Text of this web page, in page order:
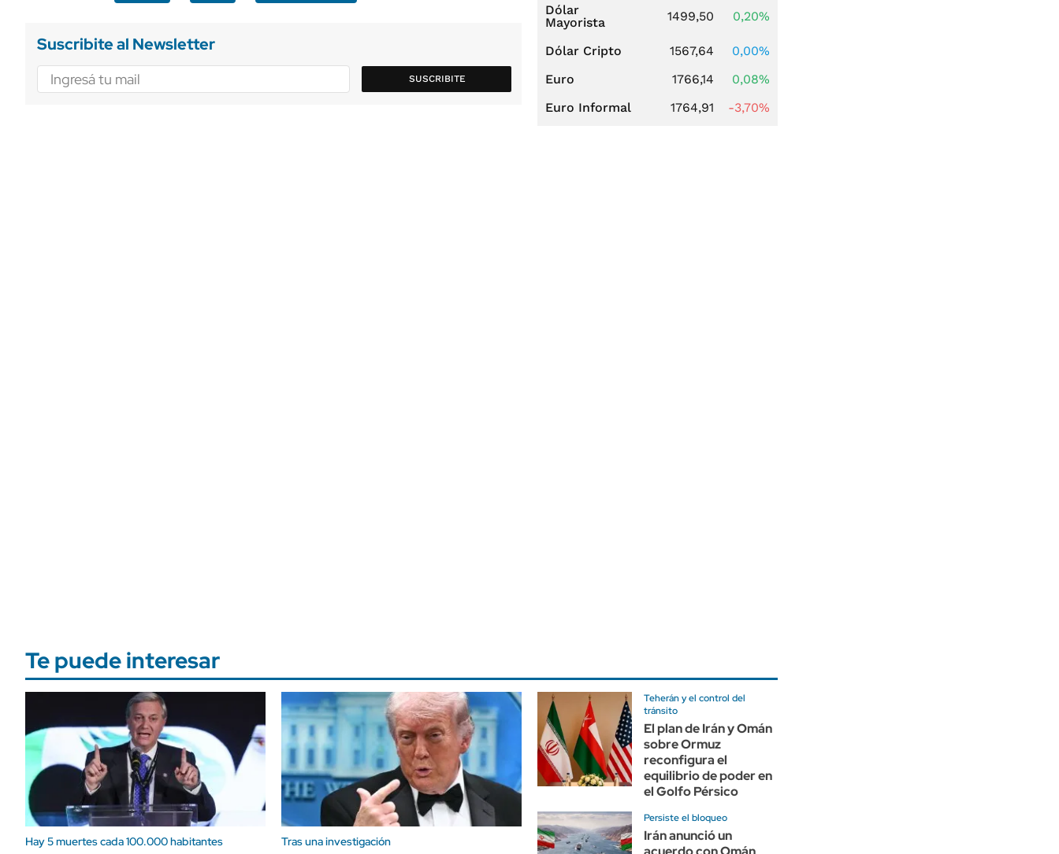
Suscribite al Newsletter
SUSCRIBITE
Dólar
Mayorista
1499,50 0,20%
Dólar Cripto 1567,64
0,00%
Euro
1766,14
0,08%
Euro Informal
1764,91 -3,70%
Te puede interesar
Hay 5 muertes cada 100.000 habitantes Tras una investigación
Teherán y el control del
tránsito
El plan de Irán y Omán
sobre Ormuz
reconfigura el
equilibrio de poder en
el Golfo Pérsico
Persiste el bloqueo
Irán anunció un